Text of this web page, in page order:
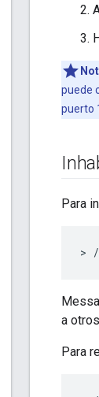
puede
puerto
Para
> /
a
Para